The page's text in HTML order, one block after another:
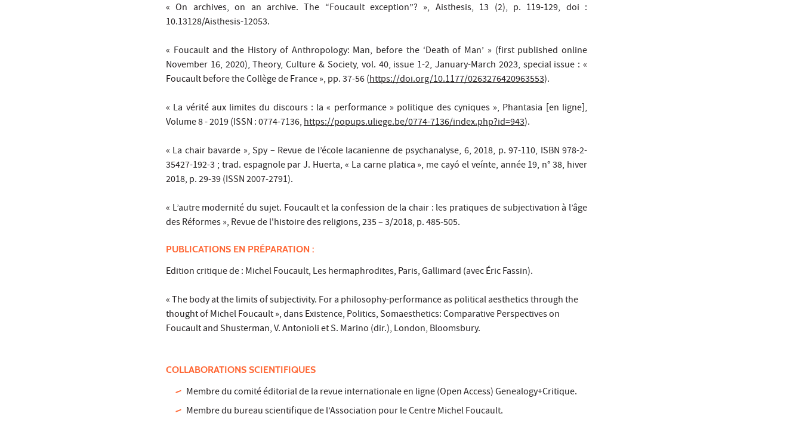
« On archives, on an archive. The “Foucault exception”? », Aisthesis, 13 (2), p. 119-129, doi :
10.13128/Aisthesis-12053.
« Foucault and the History of Anthropology: Man, before the ‘Death of Man’ » (first published online
November 16, 2020), Theory, Culture & Society, vol. 40, issue 1-2, January-March 2023, special issue : «
Foucault before the Collège de France », pp. 37-56 (https://doi.org/10.1177/0263276420963553).
« La vérité aux limites du discours : la « performance » politique des cyniques », Phantasia [en ligne],
Volume 8 - 2019 (ISSN : 0774-7136,https://popups.uliege.be/0774-7136/index.php?id=943).
« La chair bavarde », Spy – Revue de l’école lacanienne de psychanalyse, 6, 2018, p. 97-110, ISBN 978-2-
35427-192-3 ; trad. espagnole par J. Huerta, « La carne platica », me cayó el veínte, année 19, n° 38, hiver
2018, p. 29-39 (ISSN 2007-2791).
« L’autre modernité du sujet. Foucault et la confession de la chair : les pratiques de subjectivation à l’âge
des Réformes », Revue de l'histoire des religions, 235 – 3/2018, p. 485-505.
PUBLICATIONS EN PRÉPARATION :
Edition critique de : Michel Foucault, Les hermaphrodites, Paris, Gallimard (avec Éric Fassin).
« The body at the limits of subjectivity. For a philosophy-performance as political aesthetics through the
thought of Michel Foucault », dans Existence, Politics, Somaesthetics: Comparative Perspectives on
Foucault and Shusterman, V. Antonioli et S. Marino (dir.), London, Bloomsbury.
COLLABORATIONS SCIENTIFIQUES
Membre du comité éditorial de la revue internationale en ligne (Open Access) Genealogy+Critique.
Membre du bureau scientifique de l’Association pour le Centre Michel Foucault.